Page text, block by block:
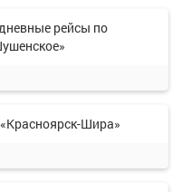
рейсы по
Шира»